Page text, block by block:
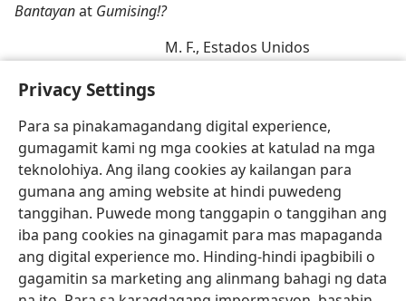
Privacy Settings
Para sa pinakamagandang digital experience,
gumagamit kami ng mga cookies at katulad na mga
teknolohiya. Ang ilang cookies ay kailangan para
gumana ang aming website at hindi puwedeng
tanggihan. Puwede mong tanggapin o tanggihan ang
iba pang cookies na ginagamit para mas mapaganda
ang digital experience mo. Hinding-hindi ipagbibili o
gagamitin sa marketing ang alinmang bahagi ng data
Bantayanat Gumising!?
M. F., Estados Unidos
Nagagalak kaming pagbigyan ang kahilingang ito ng
mambabasa.​—ED.
Tagalog I-share Gusto Mong Setting
Copyright © 2026 Watch Tower Bible and Tract Society of Pennsylvania
Kasunduan sa Paggamit Patakaran sa Privacy
Privacy Settings
JW.ORG
Mag-Log In